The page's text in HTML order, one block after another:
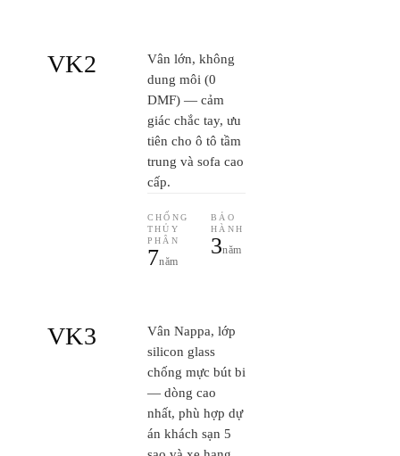
VK2
Vân lớn, không
dung môi (0
DMF) — cảm
giác chắc tay, ưu
tiên cho ô tô tầm
trung và sofa cao
cấp.
CHỐNG
THỦY
PHÂN
7năm
BẢO
HÀNH
3năm
VK3
Vân Nappa, lớp
silicon glass
chống mực bút bi
— dòng cao
nhất, phù hợp dự
án khách sạn 5